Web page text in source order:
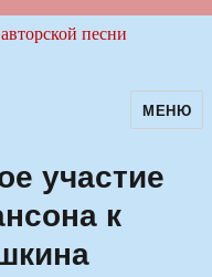
авторскойМЕНЮ
участие
к